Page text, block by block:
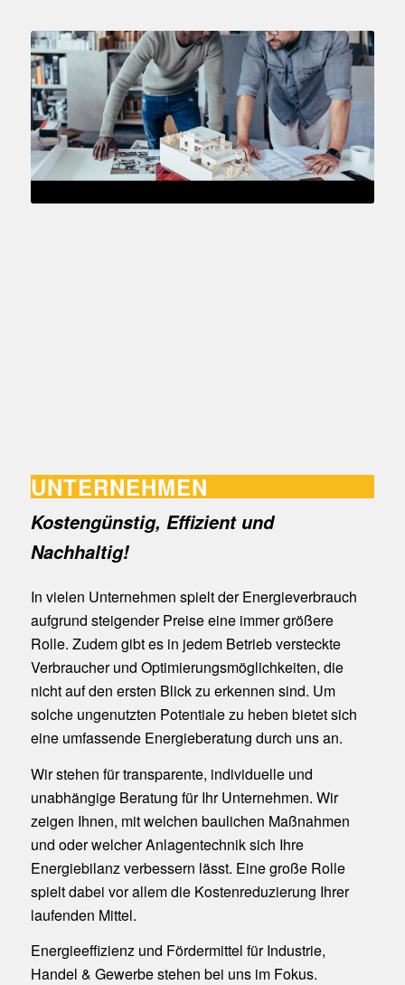
UNTERNEHMEN
Kostengünstig, Effizient und
Nachhaltig!
In vielen Unternehmen spielt der Energieverbrauch
aufgrund steigender Preise eine immer größere
Rolle. Zudem gibt es in jedem Betrieb versteckte
Verbraucher und Optimierungsmöglichkeiten, die
nicht auf den ersten Blick zu erkennen sind. Um
solche ungenutzten Potentiale zu heben bietet sich
eine umfassende Energieberatung durch uns an.
Wir stehen für transparente, individuelle und
unabhängige Beratung für Ihr Unternehmen. Wir
zeigen Ihnen, mit welchen baulichen Maßnahmen
und oder welcher Anlagentechnik sich Ihre
Energiebilanz verbessern lässt. Eine große Rolle
spielt dabei vor allem die Kostenreduzierung Ihrer
laufenden Mittel.
Energieeffizienz und Fördermittel für Industrie,
Handel & Gewerbe stehen bei uns im Fokus.